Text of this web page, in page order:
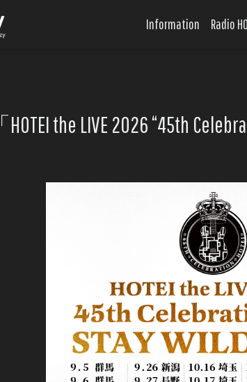
Information Radio
「HOTEI the LIVE 2026 “45th